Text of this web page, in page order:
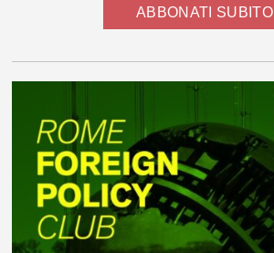
ABBONATI SUBITO